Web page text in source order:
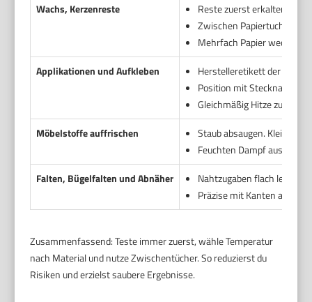
Wachs, Kerzenreste
Reste zuerst erkalten und
Zwischen Papiertuch oder
Mehrfach Papier
Applikationen und Aufkleben
Herstelleretikett der
Position mit Stecknadeln
Gleichmäßig Hitze
Möbelstoffe auffrischen
Staub absaugen. Kleine
Feuchten Dampf aus
Falten, Bügelfalten und Abnäher
Nahtzugaben flach legen.
Präzise mit Kanten
Zusammenfassend: Teste immer zuerst, wähle Temperatur
nach Material und nutze Zwischentücher. So reduzierst du
Risiken und erzielst saubere Ergebnisse.